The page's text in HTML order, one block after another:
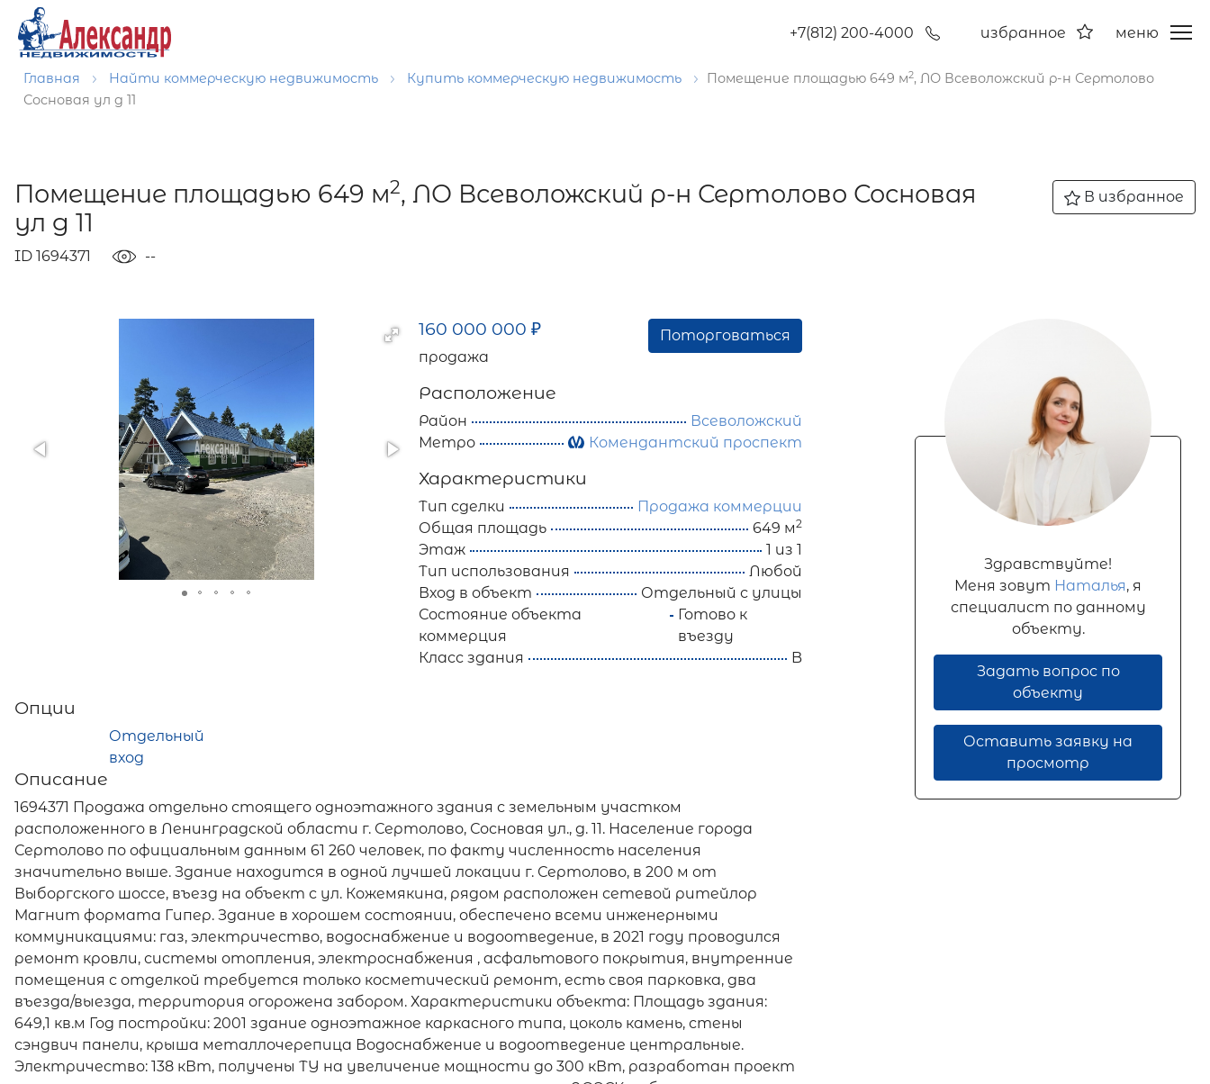
+7(812) 200-4000 избранное меню
Главная Найти коммерческую недвижимость Купить коммерческую недвижимость Помещение площадью 649 м2, ЛО Всеволожский р-н Сертолово
Сосновая ул д 11
Помещение площадью 649 м2, ЛО Всеволожский р-н Сертолово Сосновая
ул д 11
ID 1694371 --
В избранное
160 000 000₽
продажа
Поторговаться
Расположение
Район
Всеволожский
Метро
Комендантский проспект
Характеристики
Тип сделки
Продажа коммерции
Общая площадь
649 м2
Этаж
1 из 1
Тип использования
Любой
Вход в объект
Отдельный с улицы
Состояние объекта
коммерция
Готово к
въезду
Класс здания
B
Опции
Отдельный
вход
Описание
1694371 Продажа отдельно стоящего одноэтажного здания с земельным участком
расположенного в Ленинградской области г. Сертолово, Сосновая ул., д. 11. Население города
Сертолово по официальным данным 61 260 человек, по факту численность населения
значительно выше. Здание находится в одной лучшей локации г. Сертолово, в 200 м от
Выборгского шоссе, въезд на объект с ул. Кожемякина, рядом расположен сетевой ритейлор
Магнит формата Гипер. Здание в хорошем состоянии, обеспечено всеми инженерными
коммуникациями: газ, электричество, водоснабжение и водоотведение, в 2021 году проводился
ремонт кровли, системы отопления, электроснабжения , асфальтового покрытия, внутренние
помещения с отделкой требуется только косметический ремонт, есть своя парковка, два
въезда/выезда, территория огорожена забором. Характеристики объекта: Площадь здания:
649,1 кв.м Год постройки: 2001 здание одноэтажное каркасного типа, цоколь камень, стены
сэндвич панели, крыша металлочерепица Водоснабжение и водоотведение центральные.
Электричество: 138 кВт, получены ТУ на увеличение мощности до 300 кВт, разработан проект
Здравствуйте!
Меня зовут Наталья, я
специалист по данному
объекту.
Задать вопрос по
объекту
Оставить заявку на
просмотр